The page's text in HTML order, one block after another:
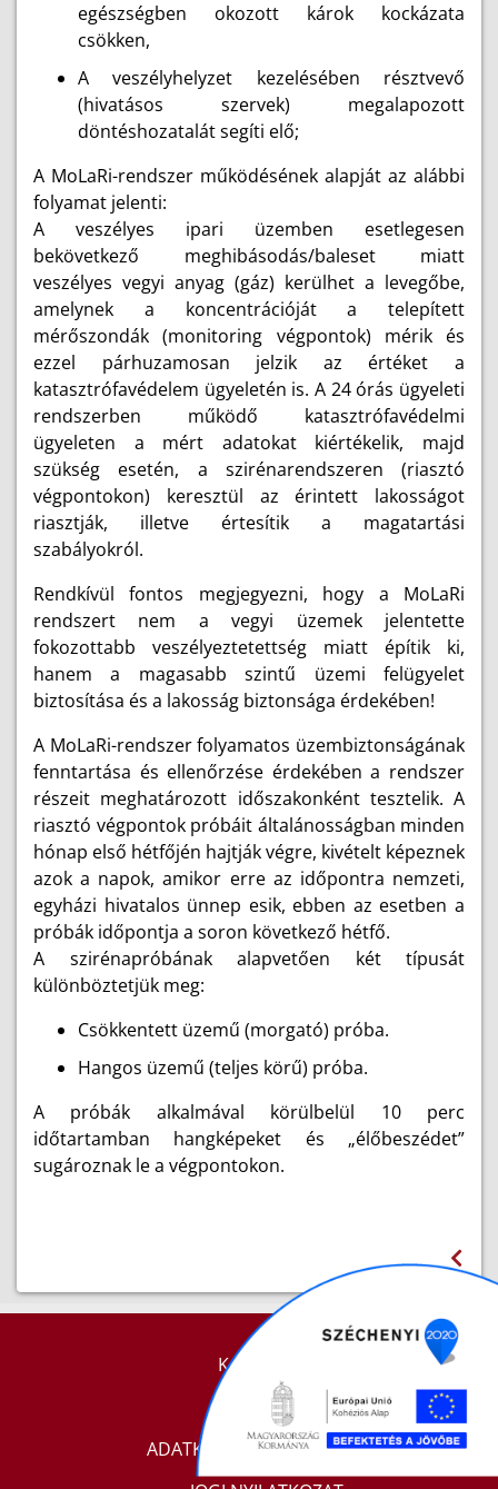
egészségben okozott károk kockázata
csökken,
A veszélyhelyzet kezelésében résztvevő
(hivatásos szervek) megalapozott
döntéshozatalát segíti elő;
A MoLaRi-rendszer működésének alapját az alábbi
folyamat jelenti:
A veszélyes ipari üzemben esetlegesen
bekövetkező meghibásodás/baleset miatt
veszélyes vegyi anyag (gáz) kerülhet a levegőbe,
amelynek a koncentrációját a telepített
mérőszondák (monitoring végpontok) mérik és
ezzel párhuzamosan jelzik az értéket a
katasztrófavédelem ügyeletén is. A 24 órás ügyeleti
rendszerben működő katasztrófavédelmi
ügyeleten a mért adatokat kiértékelik, majd
szükség esetén, a szirénarendszeren (riasztó
végpontokon) keresztül az érintett lakosságot
riasztják, illetve értesítik a magatartási
szabályokról.
Rendkívül fontos megjegyezni, hogy a MoLaRi
rendszert nem a vegyi üzemek jelentette
fokozottabb veszélyeztetettség miatt építik ki,
hanem a magasabb szintű üzemi felügyelet
biztosítása és a lakosság biztonsága érdekében!
A MoLaRi-rendszer folyamatos üzembiztonságának
fenntartása és ellenőrzése érdekében a rendszer
részeit meghatározott időszakonként tesztelik. A
riasztó végpontok próbáit általánosságban minden
hónap első hétfőjén hajtják végre, kivételt képeznek
azok a napok, amikor erre az időpontra nemzeti,
egyházi hivatalos ünnep esik, ebben az esetben a
próbák időpontja a soron következő hétfő.
A szirénapróbának alapvetően két típusát
különböztetjük meg:
Csökkentett üzemű (morgató) próba.
Hangos üzemű (teljes körű) próba.
A próbák alkalmával körülbelül 10 perc
időtartamban hangképeket és „élőbeszédet”
sugároznak le a végpontokon.
KAPCSOLAT
IMPRESSZUM
ADATKEZELÉSI TÁJÉKOZTATÓ